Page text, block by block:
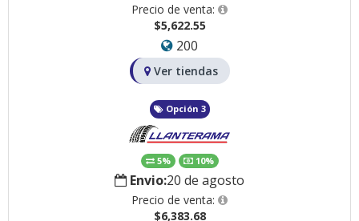
Precio de venta:
$5,622.55
200
Ver tiendas
Opción 3
5% 10%
Envio:20 de agosto
Precio de venta:
$6,383.68